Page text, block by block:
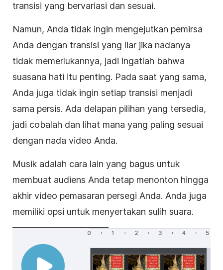
transisi yang bervariasi dan sesuai.
Namun, Anda tidak ingin mengejutkan pemirsa
Anda dengan transisi yang liar jika nadanya
tidak memerlukannya, jadi ingatlah bahwa
suasana hati itu penting. Pada saat yang sama,
Anda juga tidak ingin setiap transisi menjadi
sama persis. Ada delapan pilihan yang tersedia,
jadi cobalah dan lihat mana yang paling sesuai
dengan nada video Anda.
Musik adalah cara lain yang bagus untuk
membuat audiens Anda tetap menonton hingga
akhir video pemasaran persegi Anda. Anda juga
memiliki opsi untuk menyertakan sulih suara.